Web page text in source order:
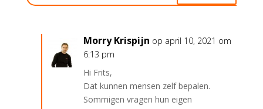
Morry Krispijn op april 10, 2021 om
6:13 pm
Hi Frits,
Dat kunnen mensen zelf bepalen.
Sommigen vragen hun eigen